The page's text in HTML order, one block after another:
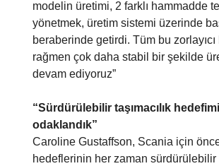
modelin üretimi, 2 farklı hammadde
yönetmek, üretim sistemi üzerinde
beraberinde getirdi. Tüm bu
rağmen çok daha stabil bir şekilde
devam ediyoruz”
“Sürdürülebilir taşımacılık
odaklandık”
Caroline Gustaffson, Scania için
hedeflerinin her zaman sürdürülebilir